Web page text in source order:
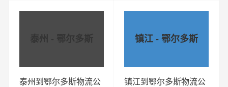
泰州 - 鄂尔多斯
泰州到鄂尔多斯物流公
镇江 - 鄂尔多斯
镇江到鄂尔多斯物流公